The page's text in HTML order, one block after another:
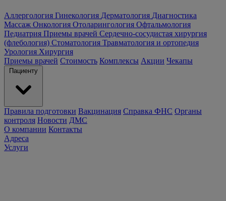
Аллергология Гинекология Дерматология Диагностика
Массаж Онкология Отоларингология Офтальмология
Педиатрия Приемы врачей Сердечно-сосудистая хирургия
(флебология) Стоматология Травматология и ортопедия
Урология Хирургия
Приемы врачей Стоимость Комплексы Акции Чекапы
Пациенту
Правила подготовки Вакцинация Справка ФНС Органы
контроля Новости ДМС
О компании Контакты
Адреса
Услуги